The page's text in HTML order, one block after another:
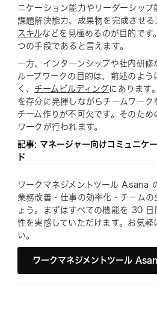
ニケーション能力やリーダーシップ
課題解決能力、成果物を完成させる
スキルなどを見極めるのが目的です
つの手段であると言えます。
一方、インターンシップや社内研
ループワークの目的は、前述のよ
く、 チームビルディングにあります
を存分に発揮しながらチームワー
チーム作りが不可欠です。そのため
ワークが行われます。
記事: マネージャー向けコミュニケ
ド
ワークマネジメントツール Asana
業務改善・仕事の効率化・チーム
ょう。まずはすべての機能を 30 日
性を実感していただけます。お気軽
い。
ワークマネジメントツール